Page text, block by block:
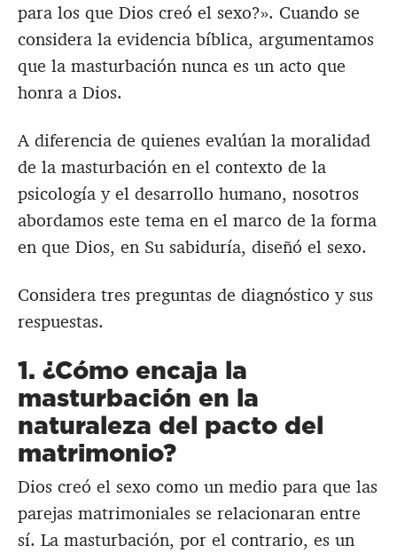
para los que Dios creó el sexo?». Cuando se
considera la evidencia bíblica, argumentamos
que la masturbación nunca es un acto que
honra a Dios.
A diferencia de quienes evalúan la moralidad
de la masturbación en el contexto de la
psicología y el desarrollo humano, nosotros
abordamos este tema en el marco de la forma
en que Dios, en Su sabiduría, diseñó el sexo.
Considera tres preguntas de diagnóstico y sus
respuestas.
1. ¿Cómo encaja la
masturbación en la
naturaleza del pacto del
matrimonio?
Dios creó el sexo como un medio para que las
parejas matrimoniales se relacionaran entre
sí. La masturbación, por el contrario, es un